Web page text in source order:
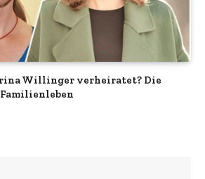
Willinger verheiratet? Die